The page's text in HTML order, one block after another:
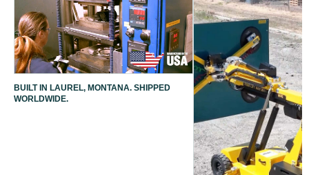
BUILT IN LAUREL, MONTANA. SHIPPED
WORLDWIDE.